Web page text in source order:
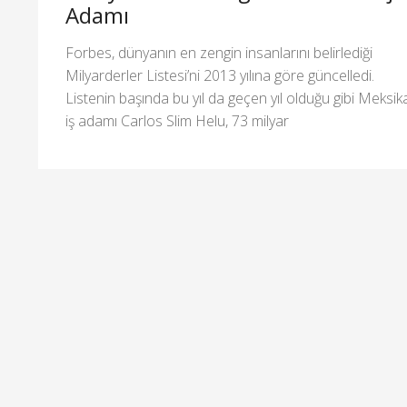
Adamı
Forbes, dünyanın en zengin insanlarını belirlediği
Milyarderler Listesi’ni 2013 yılına göre güncelledi.
Listenin başında bu yıl da geçen yıl olduğu gibi
iş adamı Carlos Slim Helu, 73 milyar